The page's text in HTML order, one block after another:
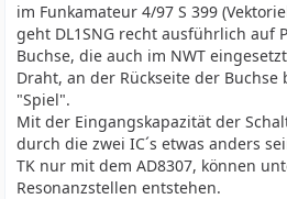
im Funkamateur 4/97 S 399
geht DL1SNG recht ausführlich auf
Buchse, die auch im NWT
Draht, an der Rückseite der Buchse
"Spiel".
Mit der Eingangskapazität der
durch die zwei IC´s etwas anders
TK nur mit dem AD8307, können
Resonanzstellen entstehen.